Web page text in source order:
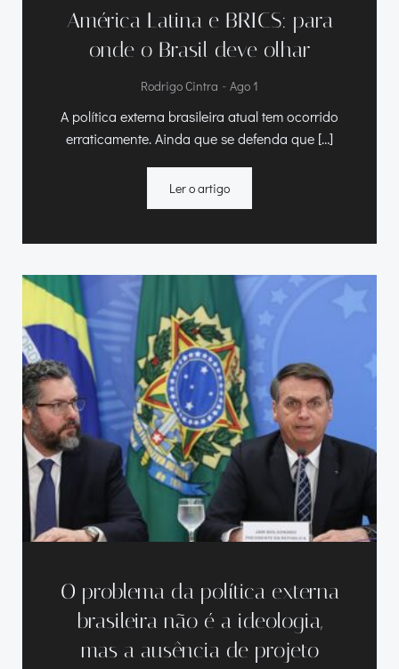
América Latina e BRICS: para
onde o Brasil deve olhar
Rodrigo Cintra - Ago 1
A política externa brasileira atual tem ocorrido
erraticamente. Ainda que se defenda que […]
Ler o artigo
O problema da política externa
brasileira não é a ideologia,
mas a ausência de projeto